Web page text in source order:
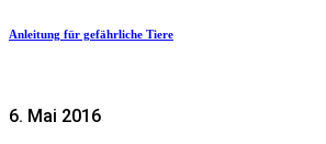
Anleitung für gefährliche Tiere
6. Mai 2016